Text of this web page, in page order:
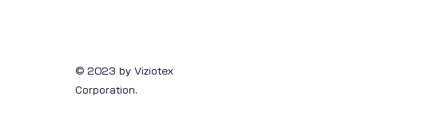
© 2023 by Viziotex
Corporation.